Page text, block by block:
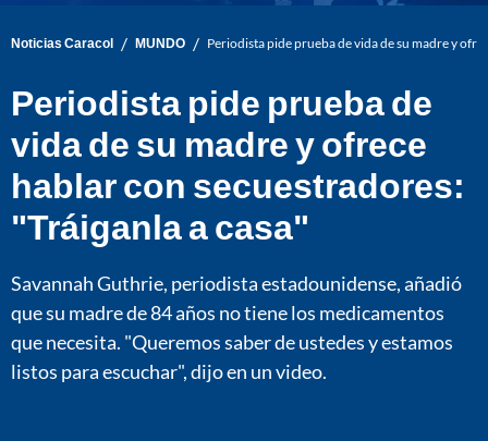
Noticias Caracol / MUNDO / Periodista pide prueba de vida de su madre y
Periodista pide prueba de
vida de su madre y ofrece
hablar con secuestradores:
"Tráiganla a casa"
Savannah Guthrie, periodista estadounidense, añadió
que su madre de 84 años no tiene los medicamentos
que necesita. "Queremos saber de ustedes y estamos
listos para escuchar", dijo en un video.